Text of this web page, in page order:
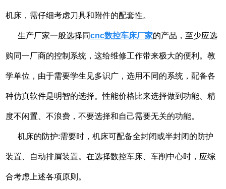
机床，需仔细考虑刀具和附件的配套性。
生产厂家一般选择同cnc数控车床厂家的产品，至少应选
购同一厂商的控制系统，这给维修工作带来极大的便利。教
学单位，由于需要学生见多识广，选用不同的系统，配备各
种仿真软件是明智的选择。性能价格比来选择做到功能、精
度不闲置、不浪费，不要选择和自己需要无关的功能。
机床的防护:需要时，机床可配备全封闭或半封闭的防护
装置、自动排屑装置。在选择数控车床、车削中心时，应综
合考虑上述各项原则。